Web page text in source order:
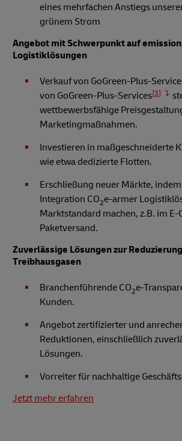
eines mehrfachen Anstiegs
grünem Strom
Angebot mit Schwerpunkt auf
Logistiklösungen
Verkauf von GoGreen-Plus-
von GoGreen-Plus-Services[3]
wettbewerbsfähige
Marketingmaßnahmen.
Investieren in maßgeschneiderte
wie etwa dedizierte Flotten.
Erschließung neuer Märkte,
Integration CO2e-armer
Marktstandard machen, z.B. im
Paketversand.
Zuverlässige Lösungen zur
Treibhausgasen
Branchenführende CO2e-
Kunden.
Angebot zertifizierter und
Reduktionen, einschließlich
Lösungen.
Vorreiter für nachhaltige
Jetzt mehr erfahren